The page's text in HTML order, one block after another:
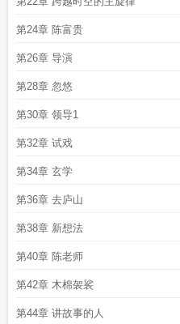
第24章 陈富贵
第26章 导演
第28章 忽悠
第30章 领导1
第32章 试戏
第34章 玄学
第36章 去庐山
第38章 新想法
第40章 陈老师
第42章 木棉袈裟
第44章 讲故事的人